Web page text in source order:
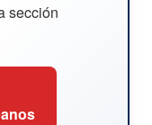
sección